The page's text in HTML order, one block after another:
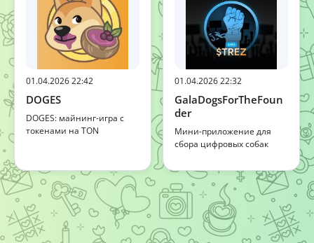
01.04.2026 22:42
DOGES
DOGES: майнинг-игра с
токенами на TON
01.04.2026 22:32
GalaDogsForTheFoun
der
Мини-приложение для
сбора цифровых собак